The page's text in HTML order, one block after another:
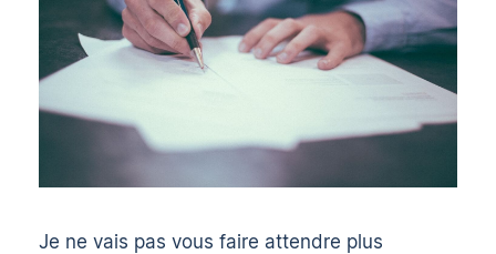
Je ne vais pas vous faire attendre plus